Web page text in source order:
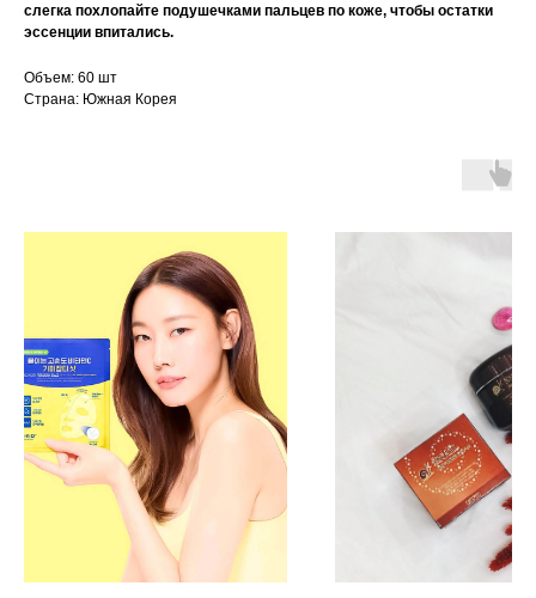
слегка похлопайте подушечками пальцев по коже, чтобы остатки
эссенции впитались.
Объем: 60 шт
Страна: Южная Корея